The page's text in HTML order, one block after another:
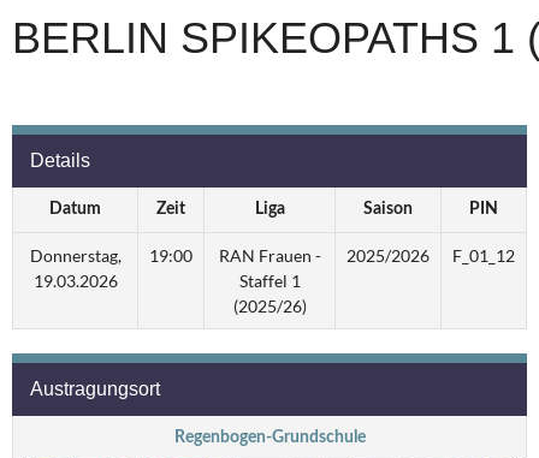
BERLIN SPIKEOPATHS 1
Details
Datum Zeit Liga Saison PIN
Donnerstag,
19.03.2026
19:00
RAN Frauen -
Staffel 1
(2025/26)
2025/2026 F_01_12
Austragungsort
Regenbogen-Grundschule